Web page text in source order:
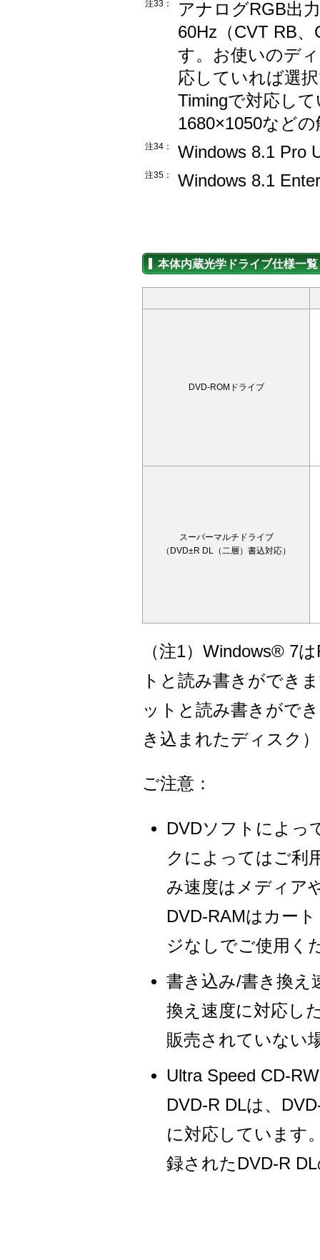
注33：
アナログRGB出
60Hz（CVT RB
す。お使いのデ
応していれば選
Timingで対応し
1680×1050など
注34： Windows 8.1 Pro
注35： Windows 8.1
本体内蔵光学ドライブ仕様一覧
DVD-ROMドライブ
スーパーマルチドライブ
（DVD±R DL（二層）書込対応）
（注1）Windows® 7
トと読み書きができ
ットと読み書きがで
き込まれたディスク
ご注意：
DVDソフトによっ
クによってはご利
み速度はメディア
DVD-RAMはカー
ジなしでご使用く
書き込み/書き換え
換え速度に対応し
販売されていない
Ultra Speed CD-
DVD-R DLは、
に対応しています
録されたDVD-R